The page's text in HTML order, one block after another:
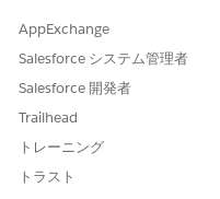
参照アクション
入力:
出力
このアクションで 1 つ以上の
プロンプトテンプレートが実
AppExchange
Salesforce システム管理者
Salesforce 開発者
Trailhead
トレーニング
トラスト